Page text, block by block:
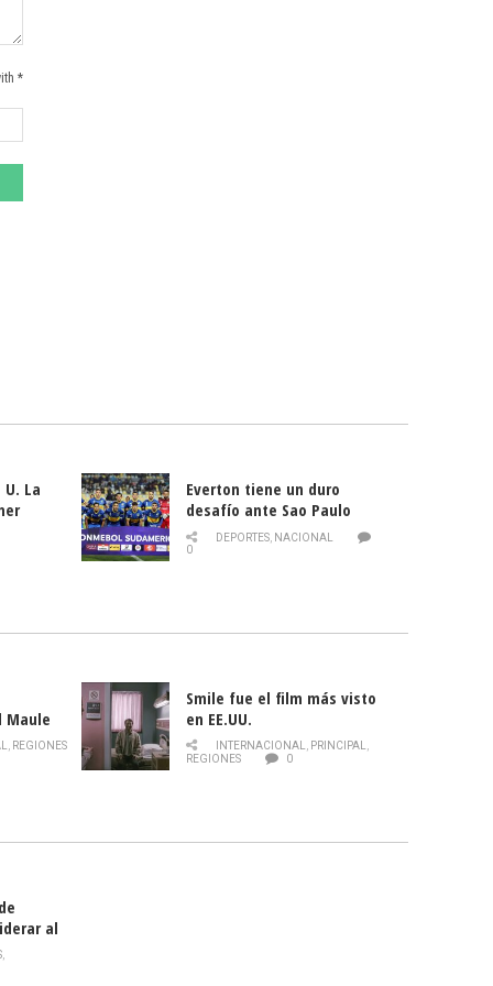
*
La
Everton tiene un duro
desafío ante Sao Paulo
DEPORTES, NACIONAL
0
Maule
de la
, REGIONES
Smile fue el film más visto
en EE.UU.
INTERNACIONAL, PRINCIPAL,
REGIONES
0
al
,